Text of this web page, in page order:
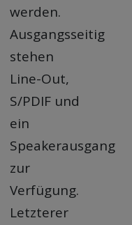
werden.
Ausgangsseitig
stehen
Line-Out,
S/PDIF und
ein
Speakerausgang
zur
Verfügung.
Letzterer